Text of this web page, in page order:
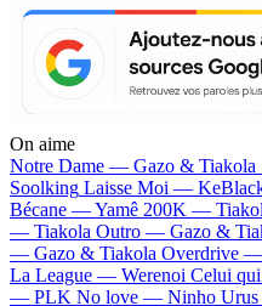
On aime
Notre Dame — Gazo & Tiakola
Soolking Laisse Moi —
Bécane —Yamê 200K —
— Tiakola Outro — Gazo &
— Gazo & Tiakola Overdrive —
La League — Werenoi Celui
— PLK No love — Ninho